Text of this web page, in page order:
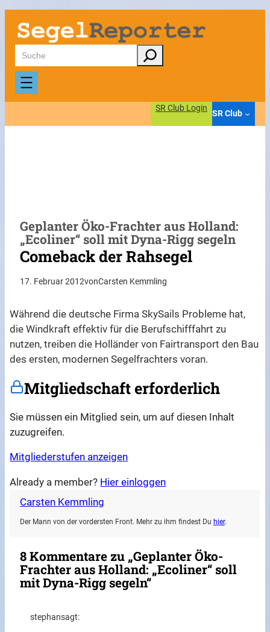
Zum
Inhalt
springen
Suchen
SR Club Login
SR Club
Geplanter Öko-Frachter aus Holland:
„Ecoliner“ soll mit Dyna-Rigg segeln
Comeback der Rahsegel
17. Februar 2012vonCarsten Kemmling
Während die deutsche Firma SkySails Probleme hat,
die Windkraft effektiv für die Berufschifffahrt zu
nutzen, treiben die Holländer von Fairtransport den Bau
des ersten, modernen Segelfrachters voran.
Mitgliedschaft erforderlich
Sie müssen ein Mitglied sein, um auf diesen Inhalt
zuzugreifen.
Mitgliederstufen anzeigen
Already a member? Hier einloggen
Carsten Kemmling
Der Mann von der vordersten Front. Mehr zu ihm findest Du hier.
8 Kommentare zu „Geplanter Öko-
Frachter aus Holland: „Ecoliner“ soll
mit Dyna-Rigg segeln“
stephansagt: